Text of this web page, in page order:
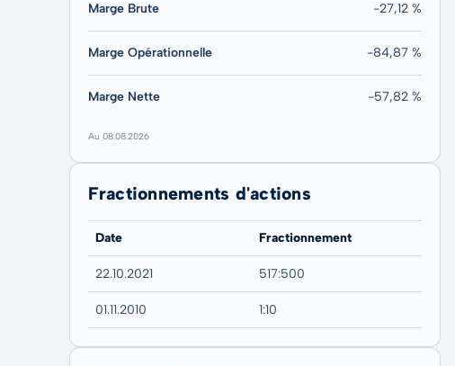
Marge Brute -27,12 %
Marge Opérationnelle -84,87 %
Marge Nette -57,82 %
Au 08.08.2026
Fractionnements d'actions
Date Fractionnement
22.10.2021 517:500
01.11.2010 1:10